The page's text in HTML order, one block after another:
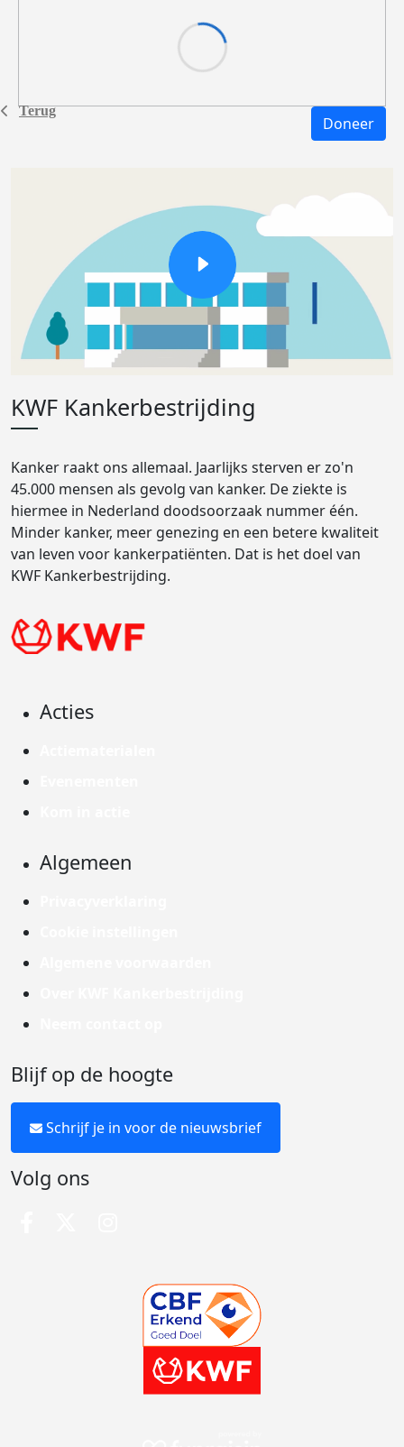
Terug
Doneer
KWF Kankerbestrijding
Kanker raakt ons allemaal. Jaarlijks sterven er zo'n
45.000 mensen als gevolg van kanker. De ziekte is
hiermee in Nederland doodsoorzaak nummer één.
Minder kanker, meer genezing en een betere kwaliteit
van leven voor kankerpatiënten. Dat is het doel van
KWF Kankerbestrijding.
Acties
Algemeen
Blijf op de hoogte
Schrijf je in voor de nieuwsbrief
Volg ons